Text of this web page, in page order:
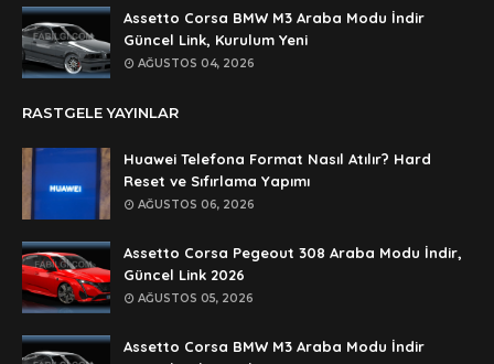
Anonymous
rar dosyasının şifresi nedir
Anonymous
lan şifre ne şifre
şifre ne
Assetto Corsa BMW M3 Araba Modu İndir
Güncel Link, Kurulum Yeni
AĞUSTOS 04, 2026
RASTGELE YAYINLAR
Huawei Telefona Format Nasıl Atılır? Hard
Reset ve Sıfırlama Yapımı
AĞUSTOS 06, 2026
Assetto Corsa Pegeout 308 Araba Modu İndir,
Güncel Link 2026
AĞUSTOS 05, 2026
Assetto Corsa BMW M3 Araba Modu İndir